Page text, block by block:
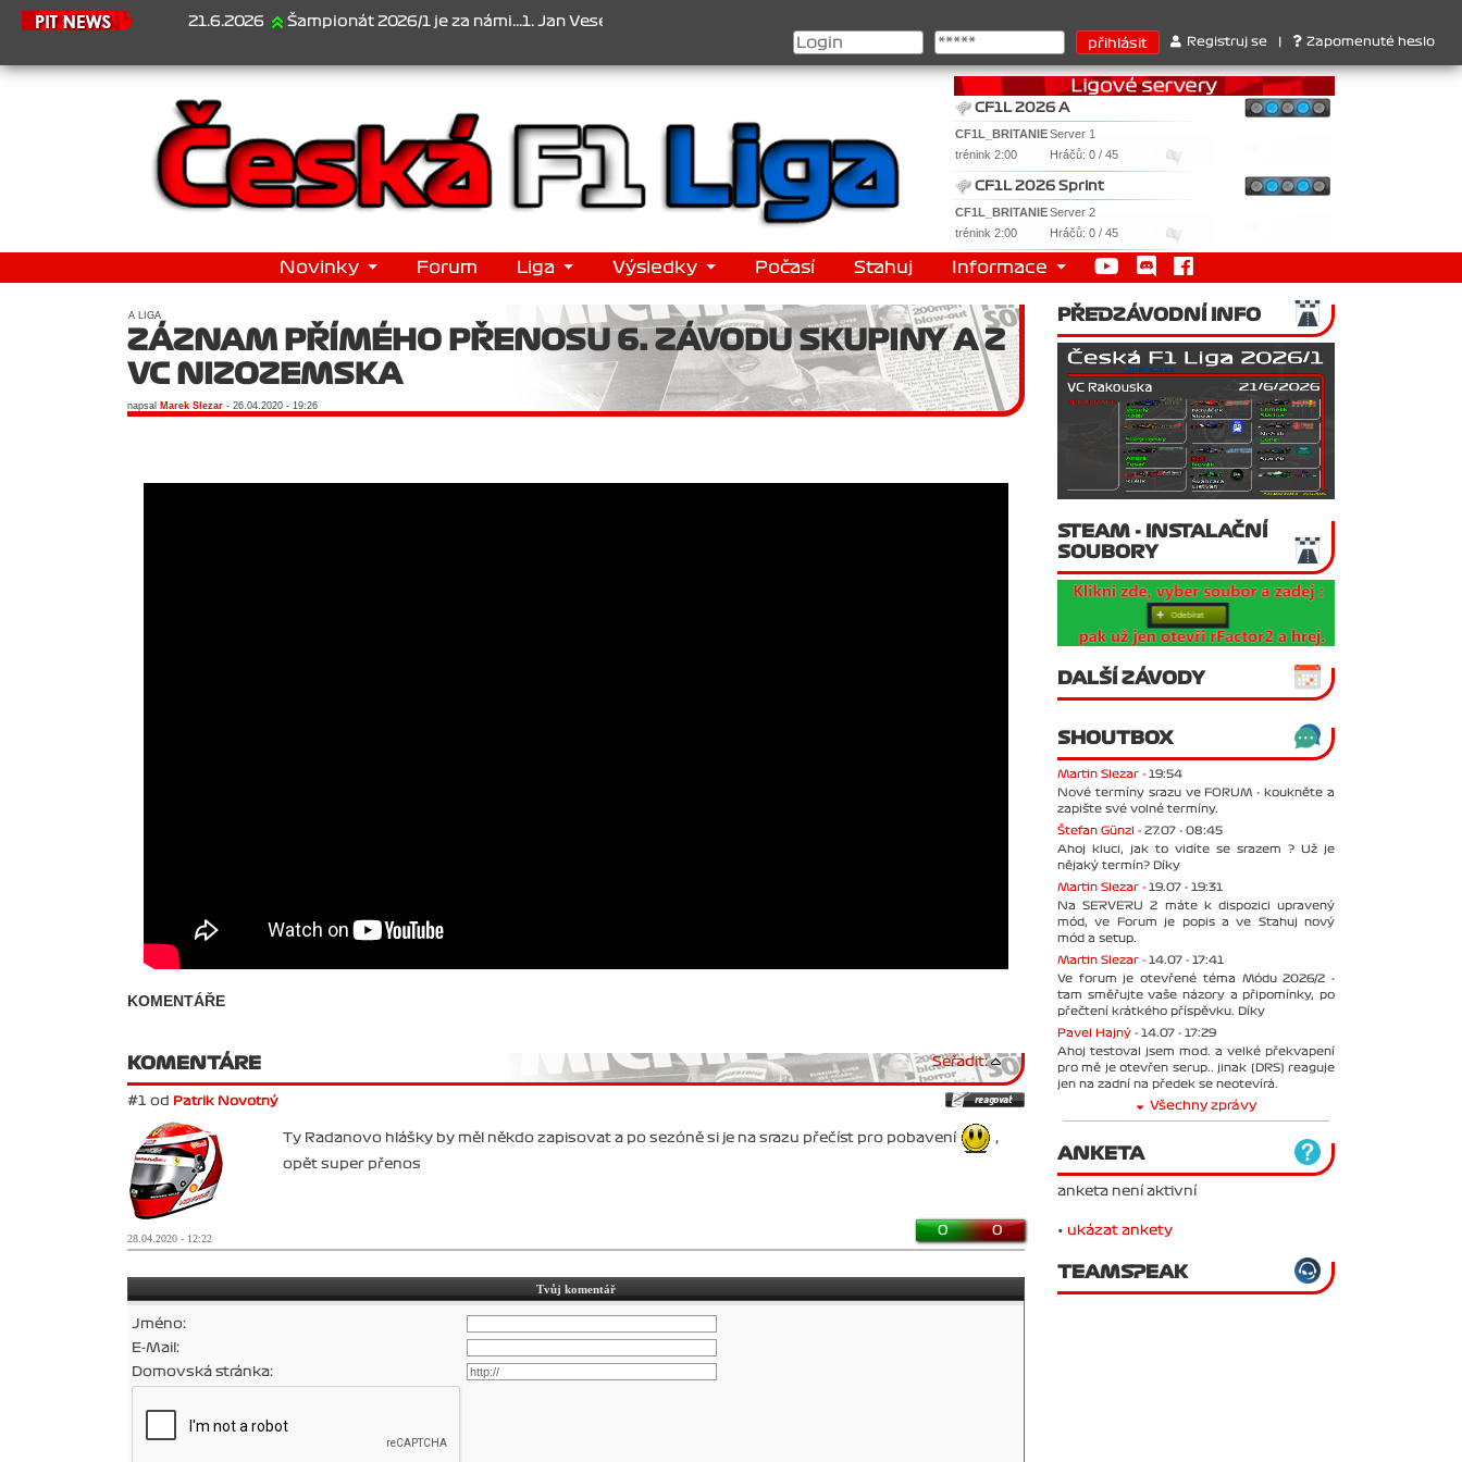
21.6.2026 Šampionát 2026/1 je za námi...1. Jan Veselý , 2. Jan Nováček , 3. Jakub Chmelík , Pohár konstruktérů : 1. Ferrari . 2. Williams , 3. RedBull ..... SprintCup - 1. Jan
Registruj se Zapomenuté heslo
CF1L 2026 A
CF1L_BRITANIEServer 1
trénink 2:00
Hráčů: 0 / 45
CF1L 2026 Sprint
CF1L_BRITANIEServer 2
trénink 2:00
Hráčů: 0 / 45
Novinky Forum Liga Výsledky Počasí Stahuj Informace
A LIGA
ZÁZNAM PŘÍMÉHO PŘENOSU 6. ZÁVODU SKUPINY A Z
VC NIZOZEMSKA
napsal Marek Slezar - 26.04.2020 - 19:26
KOMENTÁŘE
KOMENTÁRE Seřadit:
#1 od Patrik Novotný
Ty Radanovo hlášky by měl někdo zapisovat a po sezóně si je na srazu přečíst pro pobavení
opět super přenos
28.04.2020 - 12:22
0 0
Tvůj komentář
Jméno:
E-Mail:
Domovská stránka:
PŘEDZÁVODNÍ INFO
STEAM - INSTALAČNÍ
SOUBORY
DALŠÍ ZÁVODY
SHOUTBOX
Martin Slezar - 19:54
Nové termíny srazu ve FORUM - koukněte a
zapište své volné termíny.
Štefan Günzl - 27.07 - 08:45
Ahoj kluci, jak to vidíte se srazem ? Už je
nějaký termín? Díky
Martin Slezar - 19.07 - 19:31
Na SERVERU 2 máte k dispozici upravený
mód, ve Forum je popis a ve Stahuj nový
mód a setup.
Martin Slezar - 14.07 - 17:41
Ve forum je otevřené téma Módu 2026/2 -
tam směřujte vaše názory a připomínky, po
přečtení krátkého příspěvku. Díky
Pavel Hajný - 14.07 - 17:29
Ahoj testoval jsem mod. a velké překvapení
pro mě je otevřen serup.. jinak (DRS) reaguje
jen na zadní na předek se neotevírá.
Všechny zprávy
ANKETA
anketa není aktivní
• ukázat ankety
TEAMSPEAK